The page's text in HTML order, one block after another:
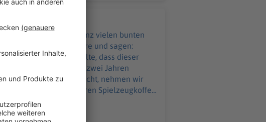
ganz vielen bunten
wir eine große Fanfare und sagen:
Einer von uns wollte, dass dieser
ihr ja selbst... Seit über zwei Jahren
schwieriger ist als gedacht, nehmen wir
deswegen packt euren Spielzeugkoffer
euch fest - es wird turbulent! Wir
so große Fragen wie, wann beschließt